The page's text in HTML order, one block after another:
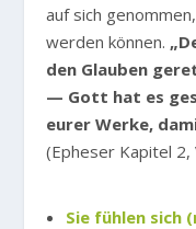
auf sich
werden können.
den Glauben
— Gott hat es
eurer Werke,
(Epheser Kapitel
Sie fühlen sich